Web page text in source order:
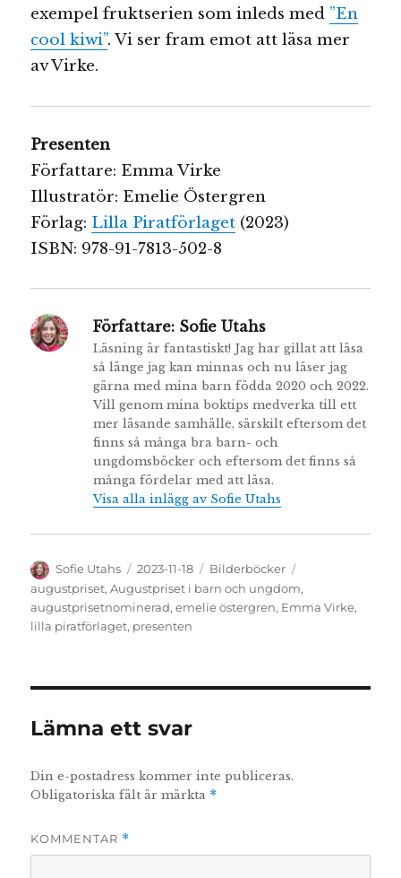
exempel fruktserien som inleds med ”En
cool kiwi”. Vi ser fram emot att läsa mer
av Virke.
Presenten
Författare: Emma Virke
Illustratör: Emelie Östergren
Förlag: Lilla Piratförlaget (2023)
ISBN: 978-91-7813-502-8
Författare: Sofie Utahs
Läsning är fantastiskt! Jag har gillat att läsa
så länge jag kan minnas och nu läser jag
gärna med mina barn födda 2020 och 2022.
Vill genom mina boktips medverka till ett
mer läsande samhälle, särskilt eftersom det
finns så många bra barn- och
ungdomsböcker och eftersom det finns så
många fördelar med att läsa.
Visa alla inlägg av Sofie Utahs
Författare
Sofie Utahs
Publicerat
den
2023-11-18 Kategorier
Bilderböcker
augustpriset,Augustpriset i barn och ungdom,
augustprisetnominerad,emelie östergren, Emma Virke,
lilla piratförlaget, presenten
Lämna ett svar
Din e-postadress kommer inte publiceras.
Obligatoriska fält är märkta *
KOMMENTAR *